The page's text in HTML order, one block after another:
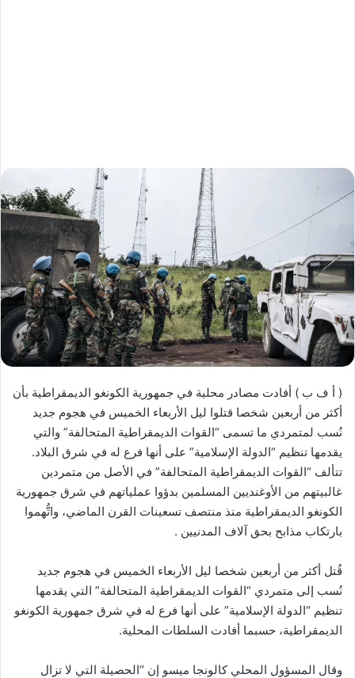
( أ ف ب ) أفادت مصادر محلية في جمهورية الكونغو الديمقراطية بأن
أكثر من أربعين شخصا قتلوا ليل الأربعاء الخميس في هجوم جديد
نُسب لمتمردي ما تسمى “القوات الديمقراطية المتحالفة” والتي
يقدمها تنظيم “الدولة الإسلامية” على أنها فرع له في شرق البلاد.
تتألف “القوات الديمقراطية المتحالفة” في الأصل من متمردين
غالبيتهم من الأوغنديين المسلمين بدؤوا عملياتهم في شرق جمهورية
الكونغو الديمقراطية منذ منتصف تسعينات القرن الماضي، واتُّهموا
بارتكاب مذابح بحق آلاف المدنيين .
قُتل أكثر من أربعين شخصا ليل الأربعاء الخميس في هجوم جديد
نُسب إلى متمردي “القوات الديمقراطية المتحالفة” التي يقدمها
تنظيم “الدولة الإسلامية” على أنها فرع له في شرق جمهورية الكونغو
الديمقراطية، حسبما أفادت السلطات المحلية.
وقال المسؤول المحلي كالونجا ميسو إن “الحصيلة التي لا تزال